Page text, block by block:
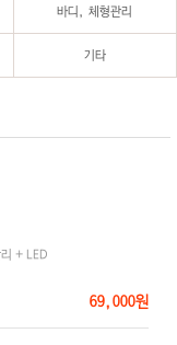
바디, 체형관리
기타
+ LED
69,000원